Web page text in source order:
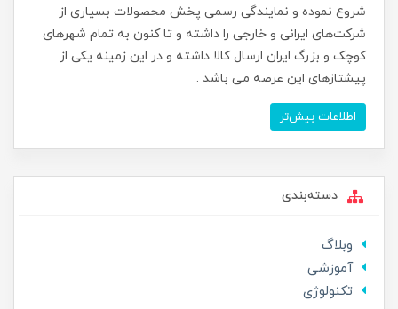
شروع نموده و نمایندگی رسمی پخش محصولات بسیاری از
شرکت‌های ایرانی و خارجی را داشته و تا کنون به تمام شهرهای
کوچک و بزرگ ایران ارسال کالا داشته و در این زمینه یکی از
پیشتازهای این عرصه می باشد .
اطلاعات بیش‌تر
دسته‌بندی
وبلاگ
آموزشی
تکنولوژی